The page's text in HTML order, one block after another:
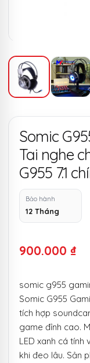
Somic
Tai nghe
G955 7.1
Bảo hành
12 Tháng
900.000 ₫
somic g955
Somic G955
tích hợp
game đỉnh cao.
LED xanh cá
khi đeo lâu. Sản